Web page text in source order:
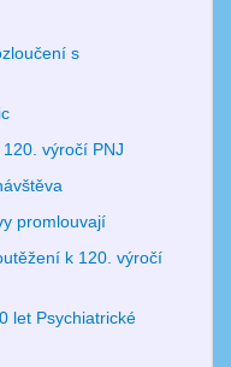
s
výročí PNJ
promlouvají
k 120. výročí
let Psychiatrické